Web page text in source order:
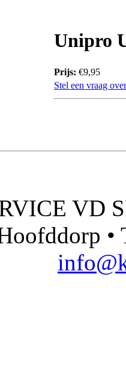
Unipro
Prijs: €9,95
Stel een vraag
VD
•